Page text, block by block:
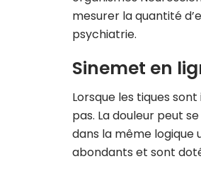
mesurer la quantité
psychiatrie.
Sinemet en
Lorsque les tiques
pas. La douleur peut
dans la même logique
abondants et sont